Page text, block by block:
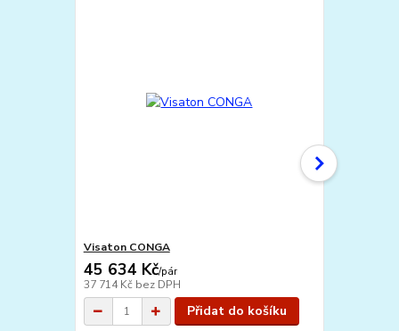
Visaton CONGA
45 634 Kč/pár
37 714 Kč bez DPH
Přidat do košíku